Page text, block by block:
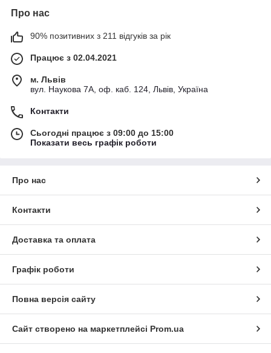
Про нас
90% позитивних з 211 відгуків за рік
Працює з 02.04.2021
м. Львів
вул. Наукова 7А, оф. каб. 124, Львів, Україна
Контакти
Сьогодні працює з 09:00 до 15:00
Показати весь графік роботи
Про нас
Контакти
Доставка та оплата
Графік роботи
Повна версія сайту
Сайт створено на маркетплейсі Prom.ua